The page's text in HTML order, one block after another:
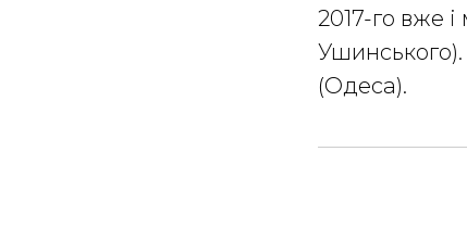
2017-го вже
(Одеса).